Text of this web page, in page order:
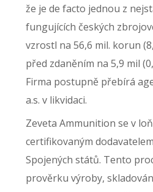
že je de facto jednou z
fungujících českých
vzrostl na 56,6 mil. korun
před zdaněním na 5,9 mil
Firma postupně přebírá
a.s. v likvidaci.
Zeveta Ammunition se v
certifikovaným
Spojených států. Tento
prověrku výroby,